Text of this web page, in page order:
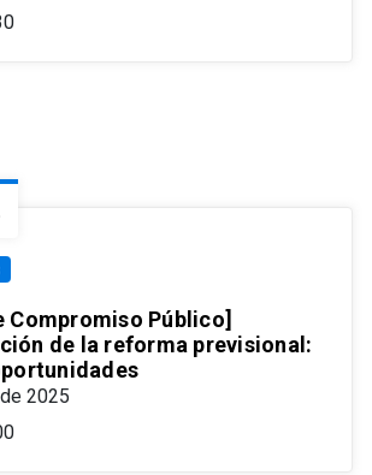
Compromiso Público]
de la reforma previsional:
2025